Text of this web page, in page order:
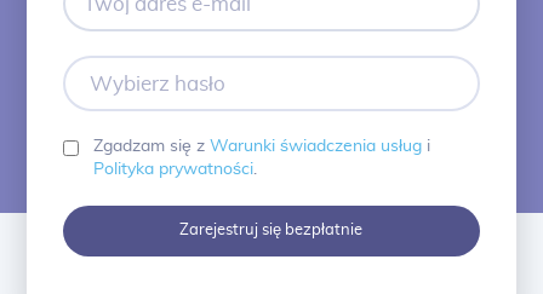
mail
Zgadzam się z Warunki świadczenia usługi
Polityka prywatności.
Zarejestruj się bezpłatnie